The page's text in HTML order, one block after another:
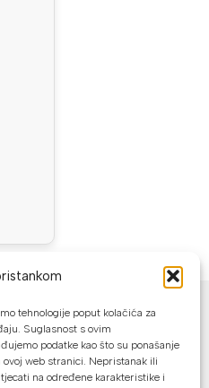
tehnologije poput kolačića za
Suglasnost s ovim
podatke kao što su ponašanje
web stranici. Nepristanak ili
na određene karakteristike i
trgovini možete platiti:
karticama jednokratno ili do